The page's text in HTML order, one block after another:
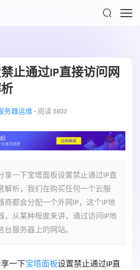

止通过IP直接访问网
务器运维 • 阅读 5832
享一下宝塔面板设置禁止通过IP直
解析，我们在购买任何一个云服
商都会分配一个外网IP，这个IP地
，从某种程度来讲，通过访问IP地
服务器上的网站。
一下宝塔面板设置禁止通过IP直